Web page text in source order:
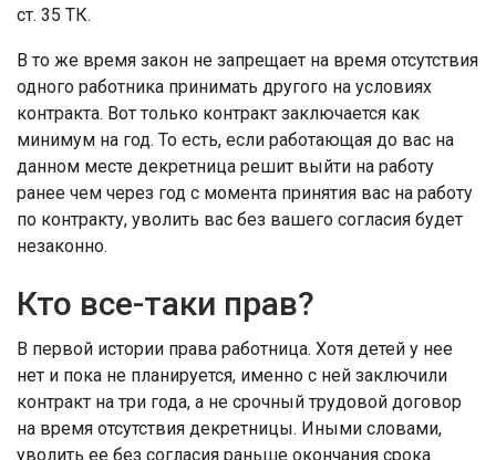
ст. 35 ТК.
В то же время закон не запрещает на время отсутствия
одного работника принимать другого на условиях
контракта. Вот только контракт заключается как
минимум на год. То есть, если работающая до вас на
данном месте декретница решит выйти на работу
ранее чем через год с момента принятия вас на работу
по контракту, уволить вас без вашего согласия будет
незаконно.
Кто все-таки прав?
В первой истории права работница. Хотя детей у нее
нет и пока не планируется, именно с ней заключили
контракт на три года, а не срочный трудовой договор
на время отсутствия декретницы. Иными словами,
уволить ее без согласия раньше окончания срока